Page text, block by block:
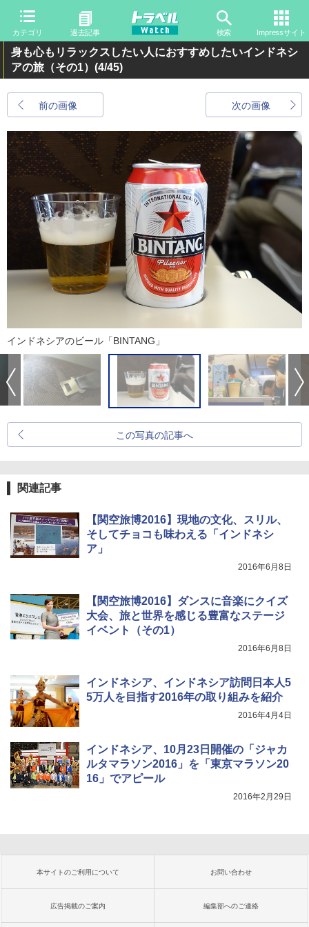
カテゴリ 過去記事 検索 Impressサイト
身も心もリラックスしたい人におすすめしたいインドネシ
アの旅（その1） (4/45)
前の画像 次の画像
インドネシアのビール「BINTANG」
この写真の記事へ
関連記事
【関空旅博2016】現地の文化、スリル、
そしてチョコも味わえる「インドネシ
ア」
2016年6月8日
【関空旅博2016】ダンスに音楽にクイズ
大会、旅と世界を感じる豊富なステージ
イベント（その1）
2016年6月8日
インドネシア、インドネシア訪問日本人5
5万人を目指す2016年の取り組みを紹介
2016年4月4日
インドネシア、10月23日開催の「ジャカ
ルタマラソン2016」を「東京マラソン20
16」でアピール
2016年2月29日
本サイトのご利用について お問い合わせ
広告掲載のご案内 編集部へのご連絡